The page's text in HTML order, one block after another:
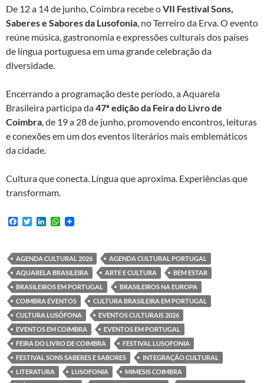
De 12 a 14 de junho, Coimbra recebe oVII Festival Sons,
Saberes e Sabores da Lusofonia, no Terreiro da Erva. O evento
reúne música, gastronomia e expressões culturais dos países
de língua portuguesa em uma grande celebração da
diversidade.
Encerrando a programação deste período, a Aquarela
Brasileira participa da47ª edição da Feira do Livro de
Coimbra, de 19 a 28 de junho, promovendo encontros, leituras
e conexões em um dos eventos literários mais emblemáticos
da cidade.
Cultura que conecta. Língua que aproxima. Experiências que
transformam.
F
b
o
o
k
T
t
e
r
e
d
I
n
W
s
A
p
p
AGENDA CULTURAL 2026
AGENDA CULTURAL PORTUGAL
AQUARELA BRASILEIRA
ARTE E CULTURA
BEM ESTAR
BRASILEIROS EM PORTUGAL
BRASILEIROS NA EUROPA
COIMBRA EVENTOS
CULTURA BRASILEIRA EM PORTUGAL
CULTURA LUSÓFONA
EVENTOS CULTURAIS 2026
EVENTOS EM COIMBRA
EVENTOS EM PORTUGAL
FEIRA DO LIVRO DE COIMBRA
FESTIVAL LUSOFONIA
FESTIVAL SONS SABERES E SABORES
INTEGRAÇÃO CULTURAL
LITERATURA
LUSOFONIA
MIMESIS COIMBRA